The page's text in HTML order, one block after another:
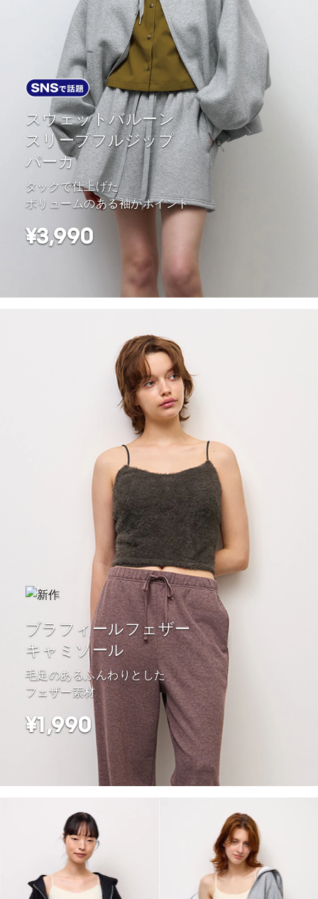
スウェットバルーン
スリーブフルジップ
パーカ
タックで仕上げた
ボリュームのある袖がポイント
¥3,990
ブラフィールフェザー
キャミソール
毛足のあるふんわりとした
フェザー素材
¥1,990